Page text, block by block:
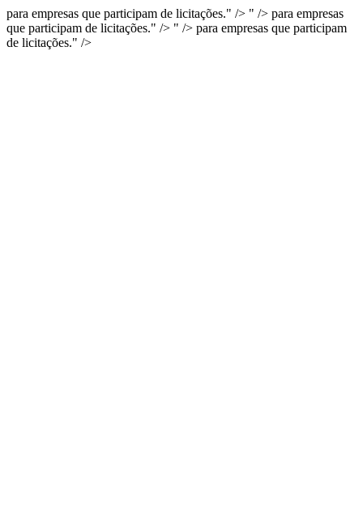
para empresas que participam de licitações." /> " /> para empresas
que participam de licitações." /> " /> para empresas que participam
de licitações." />